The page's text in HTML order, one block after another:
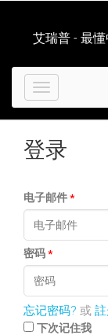
艾瑞普 - 最
Toggle
navigation
登录
电子邮件*
密码*
忘记密码? 或
下次记住我